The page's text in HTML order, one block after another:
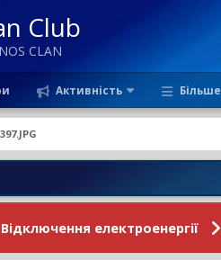
Club
CLAN
Активність Більше
Відключення електроенергії